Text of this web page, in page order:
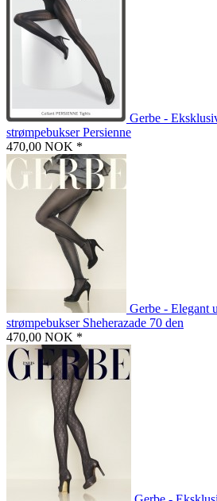
Gerbe -
strømpebukser Persienne
470,00 NOK *
Gerbe - Elegant
strømpebukser Sheherazade 70 den
470,00 NOK *